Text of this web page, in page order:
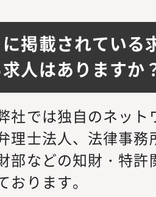
掲載されている
人はありますか
社では独自のネッ
理士法人、法律事
部などの知財・特
おります。